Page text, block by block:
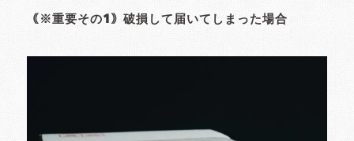
｟※重要その1｠破損して届いてしまった場合